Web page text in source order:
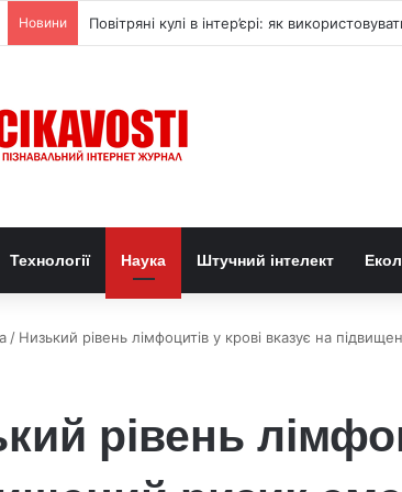
Новини Генетичний перемикач керує «право-
Технології Наука Штучний інтелект
/ Низький рівень лімфоцитів у крові вказує на
рівень